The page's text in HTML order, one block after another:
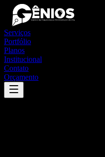
Serviços
Portfólio
Planos
Institucional
Contato
Orçamento